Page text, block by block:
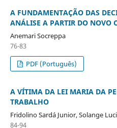
A FUNDAMENTAÇÃO DAS
ANÁLISE A PARTIR DO NOVO
Anemari Socreppa
76-83
PDF (Português)
A VÍTIMA DA LEI MARIA DA
TRABALHO
Fridolino Sardá Junior, Solange
84-94